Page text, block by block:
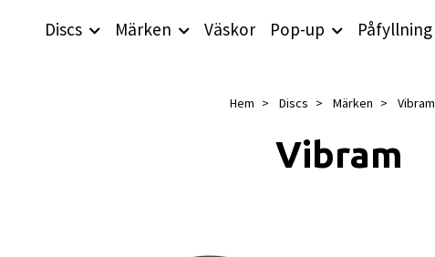
Discs Märken Väskor Pop-up Påfyllning
Hem Discs Märken Vibram
Vibram